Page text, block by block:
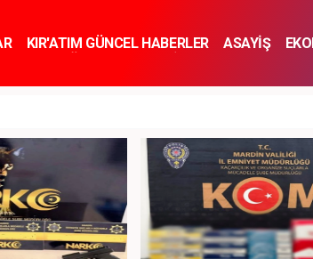
KIR'ATIM GÜNCEL HABERLER ASAYİŞ